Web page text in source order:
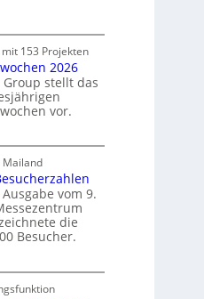
153 Projekten
2026
stellt das
vor.
Mailand
vom 9.
die
Besucher.